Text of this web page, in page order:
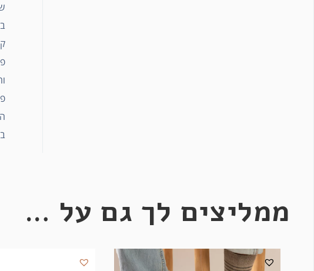
ממליצים לך גם על …